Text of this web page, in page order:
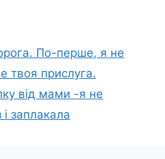
По-перше, я не
твоя прислуга.
від мами -я не
заплакала